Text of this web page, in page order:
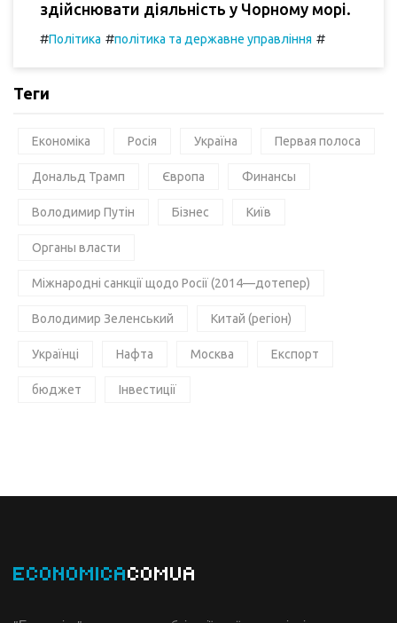
здійснювати діяльність у Чорному морі.
#Політика #політика та державне управління #
Теги
Економіка Росія Україна Первая полоса
Дональд Трамп Європа Финансы
Володимир Путін Бізнес Київ
Органы власти
Міжнародні санкції щодо Росії (2014—дотепер)
Володимир Зеленський Китай (регіон)
Українці Нафта Москва Експорт
бюджет Інвестиції
ECONOMICACOMUA